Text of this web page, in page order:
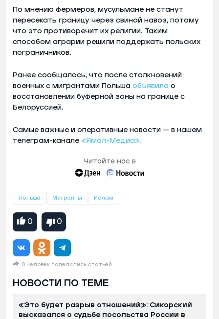
По мнению фермеров, мусульмане не станут
пересекать границу через свиной навоз, потому
что это противоречит их религии. Таким
способом аграрии решили поддержать польских
пограничников.
Ранее сообщалось, что после столкновений
военных с мигрантами Польша объявила о
восстановлении буферной зоны на границе с
Белоруссией.
Самые важные и оперативные новости — в нашем
телеграм-канале «Ямал-Медиа».
Читайте нас в
Польша Мигранты Ислам
0 0
0 человек поделились статьей
НОВОСТИ ПО ТЕМЕ
«Это будет разрыв отношений»: Сикорский
высказался о судьбе посольства России в